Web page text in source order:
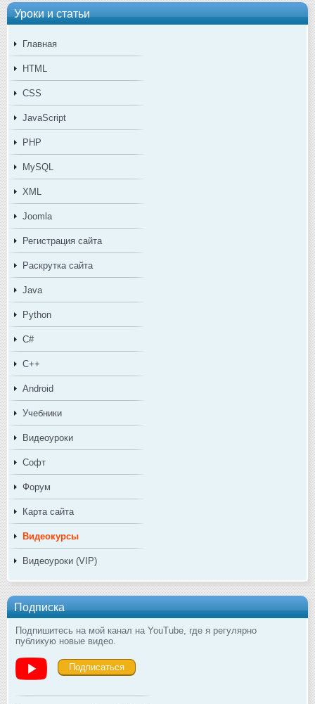
Уроки и статьи
Главная
HTML
CSS
JavaScript
PHP
MySQL
XML
Joomla
Регистрация сайта
Раскрутка сайта
Java
Python
C#
C++
Android
Учебники
Видеоуроки
Софт
Форум
Карта сайта
Видеокурсы
Видеоуроки (VIP)
Подписка
Подпишитесь на мой канал на YouTube, где я регулярно
публикую новые видео.
Подписаться